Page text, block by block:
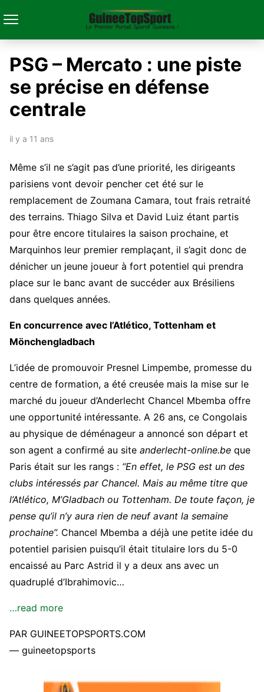
PSG – Mercato : une piste
se précise en défense
centrale
il y a 11 ans
Même s’il ne s’agit pas d’une priorité, les dirigeants
parisiens vont devoir pencher cet été sur le
remplacement de Zoumana Camara, tout frais retraité
des terrains. Thiago Silva et David Luiz étant partis
pour être encore titulaires la saison prochaine, et
Marquinhos leur premier remplaçant, il s’agit donc de
dénicher un jeune joueur à fort potentiel qui prendra
place sur le banc avant de succéder aux Brésiliens
dans quelques années.
En concurrence avec l’Atlético, Tottenham et
Mönchengladbach
L’idée de promouvoir Presnel Limpembe, promesse du
centre de formation, a été creusée mais la mise sur le
marché du joueur d’Anderlecht Chancel Mbemba offre
une opportunité intéressante. A 26 ans, ce Congolais
au physique de déménageur a annoncé son départ et
son agent a confirmé au site anderlecht-online.be que
Paris était sur les rangs : “En effet, le PSG est un des
clubs intéressés par Chancel. Mais au même titre que
l’Atlético, M’Gladbach ou Tottenham. De toute façon, je
pense qu’il n’y aura rien de neuf avant la semaine
prochaine”. Chancel Mbemba a déjà une petite idée du
potentiel parisien puisqu’il était titulaire lors du 5-0
encaissé au Parc Astrid il y a deux ans avec un
quadruplé d’Ibrahimovic…
…read more
PAR GUINEETOPSPORTS.COM
— guineetopsports